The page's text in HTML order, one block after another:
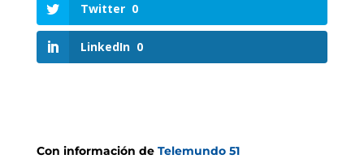
Twitter 0
LinkedIn 0
Con información de Telemundo 51